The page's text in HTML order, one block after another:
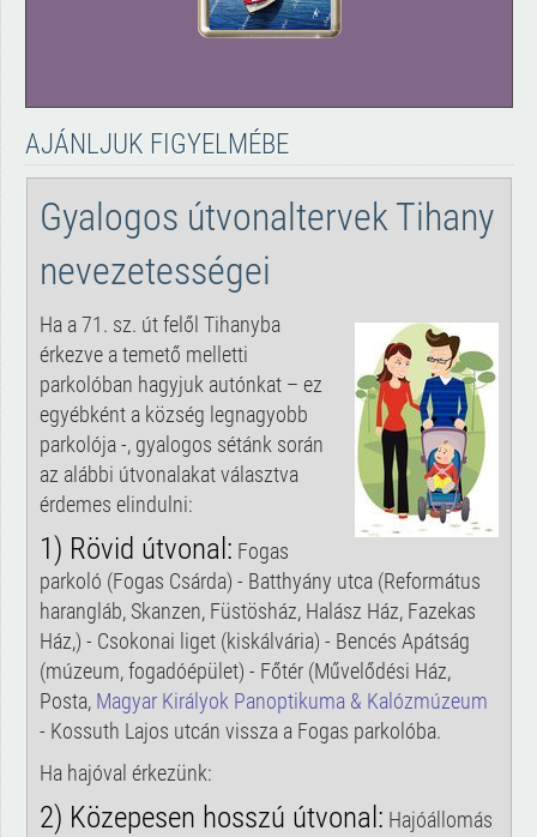
AJÁNLJUK FIGYELMÉBE
Gyalogos útvonaltervek Tihany
nevezetességei
Ha a 71. sz. út felől Tihanyba
érkezve a temető melletti
parkolóban hagyjuk autónkat – ez
egyébként a község legnagyobb
parkolója -, gyalogos sétánk során
az alábbi útvonalakat választva
érdemes elindulni:
1) Rövid útvonal: Fogas
parkoló (Fogas Csárda) - Batthyány utca (Református
harangláb, Skanzen, Füstösház, Halász Ház, Fazekas
Ház,) - Csokonai liget (kiskálvária) - Bencés Apátság
(múzeum, fogadóépület) - Főtér (Művelődési Ház,
Posta, Magyar Királyok Panoptikuma & Kalózmúzeum
- Kossuth Lajos utcán vissza a Fogas parkolóba.
Ha hajóval érkezünk:
2) Közepesen hosszú útvonal: Hajóállomás